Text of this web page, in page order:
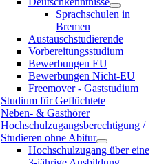
Sprachschulen in
Bremen
Austauschstudierende
Vorbereitungsstudium
Bewerbungen EU
Bewerbungen Nicht-EU
Freemover - Gaststudium
Studium für Geflüchtete
Neben- & Gasthörer
Hochschulzugangsberechtigung /
Studieren ohne Abitur
Hochschulzugang über eine